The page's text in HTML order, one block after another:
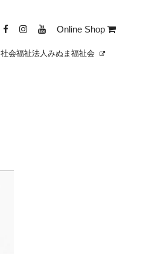
Online Shop
社会福祉法人みぬま福祉会